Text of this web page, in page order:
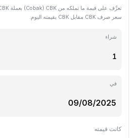
سعر صرف CBK مقابل CBK بقيمته اليوم.
شراء
في
كانت قيمته